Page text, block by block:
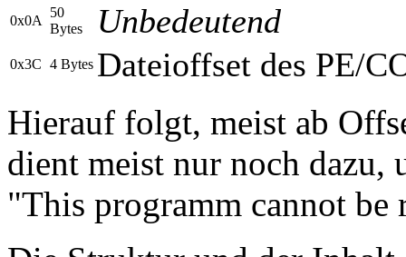
0x0A
50
Bytes
Unbedeutend
0x3C 4 Bytes Dateioffset des PE/
Hierauf folgt, meist ab
dient meist nur noch
"This programm cannot be